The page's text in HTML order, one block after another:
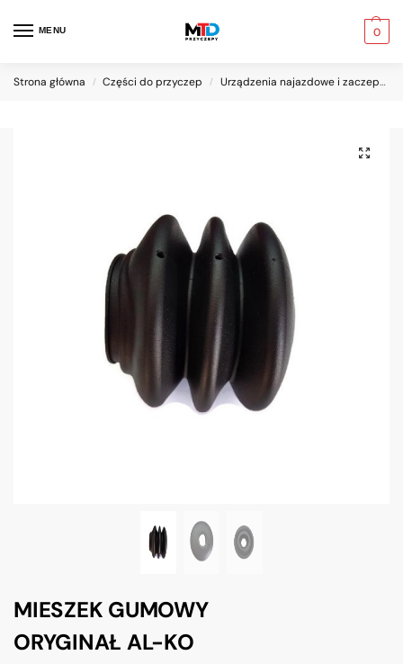
MENU 0
Strona główna / Części do przyczep / Urządzenia najazdowe i zaczepy kulowe
MIESZEK GUMOWY
ORYGINAŁ AL-KO